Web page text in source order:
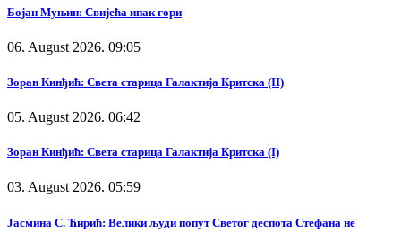
Бојан Муњин: Свијећа ипак гори
06. August 2026. 09:05
Зоран Кинђић: Света старица Галактија Критска (II)
05. August 2026. 06:42
Зоран Кинђић: Света старица Галактија Критска (I)
03. August 2026. 05:59
Јасмина С. Ћирић: Велики људи попут Светог деспота Стефана не